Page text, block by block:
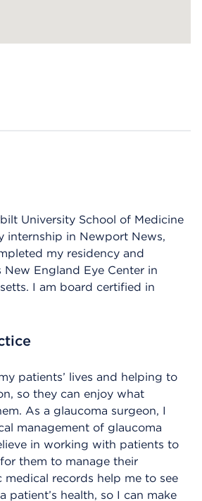
University School of Medicine
internship in Newport News,
my residency and
England Eye Center in
I am board certified in
patients’ lives and helping to
so they can enjoy what
As a glaucoma surgeon, I
management of glaucoma
in working with patients to
them to manage their
medical records help me to see
patient’s health, so I can make